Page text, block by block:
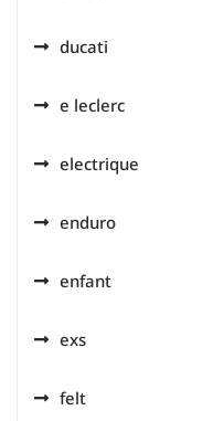
ducati
e leclerc
electrique
enduro
enfant
exs
felt